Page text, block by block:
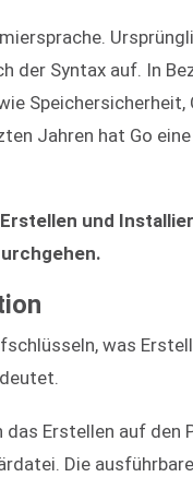
der Syntax auf. In
Speichersicherheit,
Jahren hat Go
und
was
Erstellen auf den
Die